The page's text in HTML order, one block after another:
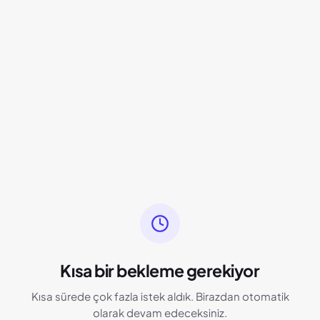
Kısa bir bekleme gerekiyor
Kısa sürede çok fazla istek aldık. Birazdan otomatik
olarak devam edeceksiniz.